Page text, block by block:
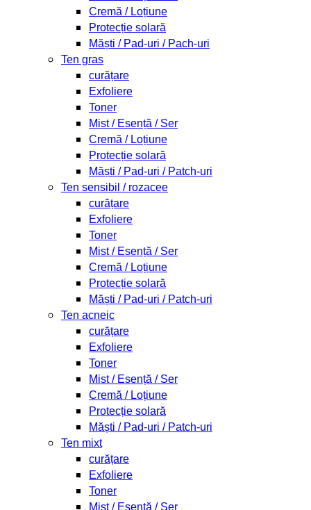
Cremă / Loțiune
Protecție solară
Măști / Pad-uri / Pach-uri
Ten gras
curățare
Exfoliere
Toner
Mist / Esență / Ser
Cremă / Loțiune
Protecție solară
Măști / Pad-uri / Patch-uri
Ten sensibil / rozacee
curățare
Exfoliere
Toner
Mist / Esență / Ser
Cremă / Loțiune
Protecție solară
Măști / Pad-uri / Patch-uri
Ten acneic
curățare
Exfoliere
Toner
Mist / Esență / Ser
Cremă / Loțiune
Protecție solară
Măști / Pad-uri / Patch-uri
Ten mixt
curățare
Exfoliere
Toner
Mist / Esență / Ser